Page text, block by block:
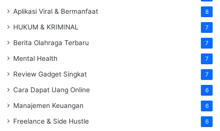
Aplikasi Viral & Bermanfaat 8
HUKUM & KRIMINAL 7
Berita Olahraga Terbaru 7
Mental Health 7
Review Gadget Singkat 7
Cara Dapat Uang Online 6
Manajemen Keuangan 6
Freelance & Side Hustle 6